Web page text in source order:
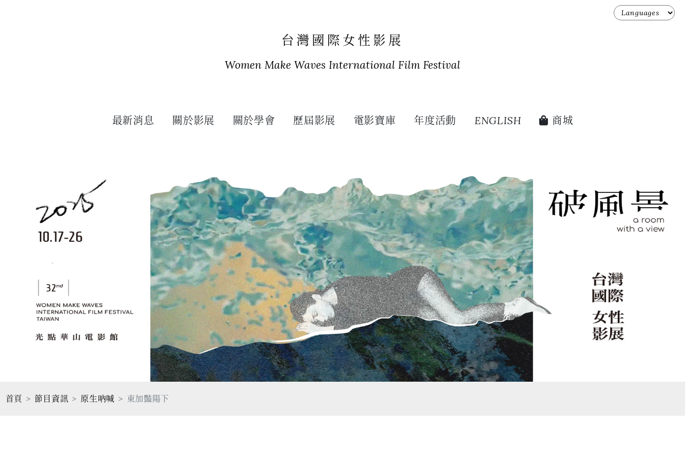
台灣國際女性影展
Women Make Waves International Film Festival
最新消息 關於影展 關於學會 歷屆影展 電影寶庫 年度活動 ENGLISH 商城
首頁 節目資訊 原生吶喊 東加豔陽下